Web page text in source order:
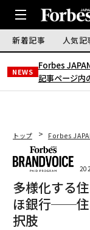
新着記事 人気記
NEWS
Forbes
記事ページ内
トップ Forbes
多様化する
ほ銀行──住
択肢